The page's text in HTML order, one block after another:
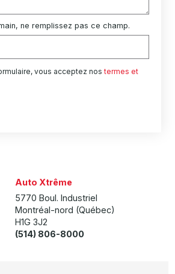
ne remplissez pas ce champ.
vous acceptez nostermes et
Auto Xtrême
5770 Boul. Industriel
Montréal-nord (Québec)
H1G 3J2
(514) 806-8000